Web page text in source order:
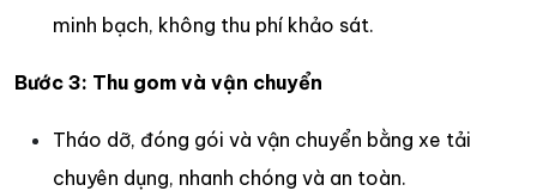
minh bạch, không thu phí khảo sát.
Bước 3: Thu gom và vận chuyển
Tháo dỡ, đóng gói và vận chuyển bằng xe tải
chuyên dụng, nhanh chóng và an toàn.